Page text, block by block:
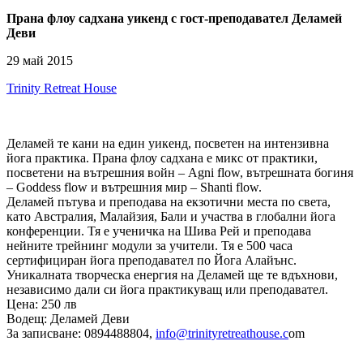
Прана флоу садхана уикенд с гост-преподавател Деламей
Деви
29 май 2015
Trinity Retreat House
Деламей те кани на един уикенд, посветен на интензивна
йога практика. Прана флоу садхана е микс от практики,
посветени на вътрешния войн – Agni flow, вътрешната богиня
– Goddess flow и вътрешния мир – Shanti flow.
Деламей пътува и преподава на екзотични места по света,
като Австралия, Малайзия, Бали и участва в глобални йога
конференции. Тя е ученичка на Шива Рей и преподава
нейните трейнинг модули за учители. Тя е 500 часа
сертифициран йога преподавател по Йога Алайънс.
Уникалната творческа енергия на Деламей ще те вдъхнови,
независимо дали си йога практикуващ или преподавател.
Цена: 250 лв
Водещ: Деламей Деви
За записване: 0894488804, info@trinityretreathouse.com